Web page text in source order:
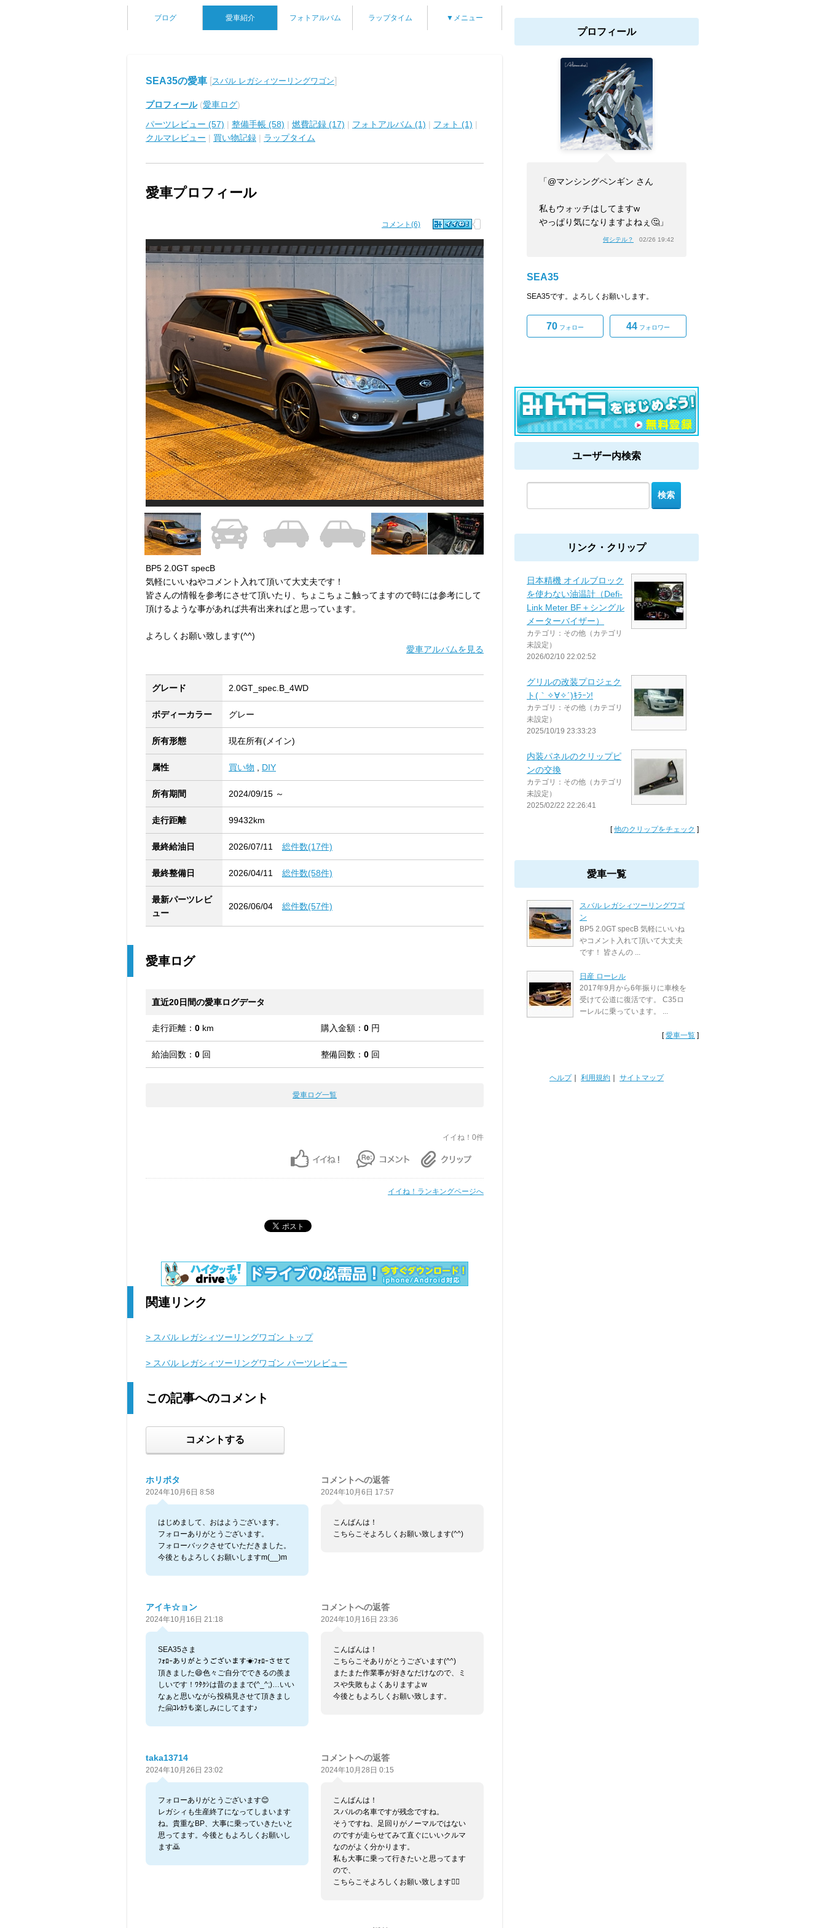
ブログ 愛車紹介 フォトアルバム ラップタイム ▼メニュー
SEA35の愛車 [スバル レガシィツーリングワゴン]
プロフィール(愛車ログ)
パーツレビュー (57) | 整備手帳 (58) | 燃費記録 (17) | フォトアルバム (1) | フォト (1) |
クルマレビュー | 買い物記録 | ラップタイム
愛車プロフィール
コメント(6)
BP5 2.0GT specB
気軽にいいねやコメント入れて頂いて大丈夫です！
皆さんの情報を参考にさせて頂いたり、ちょこちょこ触ってますので時には参考にして
頂けるような事があれば共有出来ればと思っています。
よろしくお願い致します(^^)
愛車アルバムを見る
グレード 2.0GT_spec.B_4WD
ボディーカラー グレー
所有形態 現在所有(メイン)
属性 買い物 DIY
所有期間 2024/09/15 ～
走行距離 99432km
最終給油日 2026/07/11 総件数(17件)
最終整備日 2026/04/11 総件数(58件)
最新パーツレビ
ュー
2026/06/04 総件数(57件)
愛車ログ
直近20日間の愛車ログデータ
走行距離： 0 km 購入金額： 0 円
給油回数： 0 回 整備回数： 0 回
愛車ログ一覧
イイね！0件
イイね！ランキングページへ
関連リンク
> スバル レガシィツーリングワゴン トップ
> スバル レガシィツーリングワゴン パーツレビュー
この記事へのコメント
コメントする
ホリポタ
2024年10月6日 8:58
はじめまして、おはようございます。
フォローありがとうございます。
フォローバックさせていただきました。
今後ともよろしくお願いしますm(__)m
コメントへの返答
2024年10月6日 17:57
こんばんは！
こちらこそよろしくお願い致します(^^)
アイキ☆ョン
2024年10月16日 21:18
SEA35さま
ﾌｫﾛｰありがとうございます☀ﾌｫﾛｰさせて
頂きました😄色々ご自分でできるの羨ま
しいです！ﾜﾀｸｼは昔のままで(^_^;)…いい
なぁと思いながら投稿見させて頂きまし
た🤗ｺﾚｶﾗも楽しみにしてます♪
コメントへの返答
2024年10月16日 23:36
こんばんは！
こちらこそありがとうございます(^^)
またまた作業事が好きなだけなので、ミ
スや失敗もよくありますよw
今後ともよろしくお願い致します。
taka13714
2024年10月26日 23:02
フォローありがとうございます😊
レガシィも生産終了になってしまいます
ね。貴重なBP、大事に乗っていきたいと
思ってます。今後ともよろしくお願いし
ます🙇
コメントへの返答
2024年10月28日 0:15
こんばんは！
スバルの名車ですが残念ですね。
そうですね、足回りがノーマルではない
のですが走らせてみて直ぐにいいクルマ
なのがよく分かります。
私も大事に乗って行きたいと思ってます
ので、
こちらこそよろしくお願い致します🙇‍♂️
プロフィール
「@マンシングペンギン さん
私もウォッチはしてますw
やっぱり気になりますよねぇ🤔」
何シテル？ 02/26 19:42
SEA35
SEA35です。よろしくお願いします。
70 フォロー 44 フォロワー
ユーザー内検索
リンク・クリップ
日本精機 オイルブロック
を使わない油温計（Defi-
Link Meter BF＋シングル
メーターバイザー）
カテゴリ：その他（カテゴリ
未設定）
2026/02/10 22:02:52
グリルの改装プロジェク
ト(｀✧∀✧´)ｷﾗｰﾝ!
カテゴリ：その他（カテゴリ
未設定）
2025/10/19 23:33:23
内装パネルのクリップピ
ンの交換
カテゴリ：その他（カテゴリ
未設定）
2025/02/22 22:26:41
[他のクリップをチェック ]
愛車一覧
スバル レガシィツーリングワゴ
ン
BP5 2.0GT specB 気軽にいいね
やコメント入れて頂いて大丈夫
です！ 皆さんの ...
日産 ローレル
2017年9月から6年振りに車検を
受けて公道に復活です。 C35ロ
ーレルに乗っています。 ...
[愛車一覧 ]
ヘルプ｜ 利用規約 サイトマップ